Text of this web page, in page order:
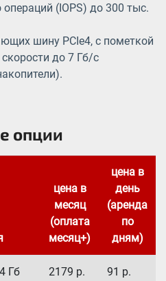
(IOPS) до 300 тыс.
шину PCIe4, с пометкой
до 7 Гб/с
опции
цена в
месяц
(оплата
месяц+)
цена в
день
(аренда
по
дням)
Гб 2179 р. 91 р.